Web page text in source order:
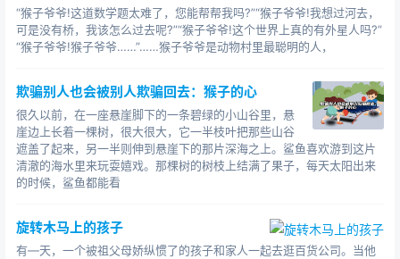
“猴子爷爷!这道数学题太难了，您能帮帮我吗?”“猴子爷爷!我想过河去，
可是没有桥，我该怎么过去呢?”“猴子爷爷!这个世界上真的有外星人吗?”
“猴子爷爷!猴子爷爷……”……猴子爷爷是动物村里最聪明的人，
欺骗别人也会被别人欺骗回去：猴子的心
很久以前，在一座悬崖脚下的一条碧绿的小山谷里，悬
崖边上长着一棵树，很大很大，它一半枝叶把那些山谷
遮盖了起来，另一半则伸到悬崖下的那片深海之上。鲨鱼喜欢游到这片
清澈的海水里来玩耍嬉戏。那棵树的树枝上结满了果子，每天太阳出来
的时候，鲨鱼都能看
旋转木马上的孩子
有—天，一个被祖父母娇纵惯了的孩子和家人一起去逛百货公司。当他